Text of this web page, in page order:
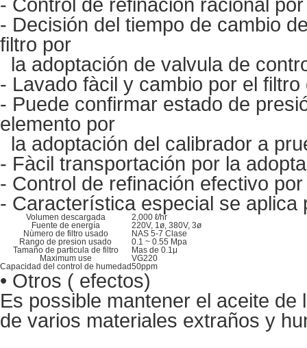
- Decisión del tiempo de cambio
filtro por
la adoptación de valvula de
- Lavado fàcil y cambio por el
- Puede confirmar estado de
elemento por
la adoptación del calibrador a
- Fàcil transportación por la
- Control de refinación efectivo
- Característica especial se aplica
Volumen descargada
2,000 ℓ/hr
Fuente de energía
220V, 1ø, 380V, 3ø
Nùmero de filtro usado
NAS 5-7 Clase
Rango de presion usado
0.1 ~ 0.55 Mpa
Tamaño de particula de filtro
Mas de 0.1μ
Maximum use
VG220
Capacidad del control de humedad50ppm
• Otros ( efectos)
Es possible mantener el aceite
de varios materiales extraños y